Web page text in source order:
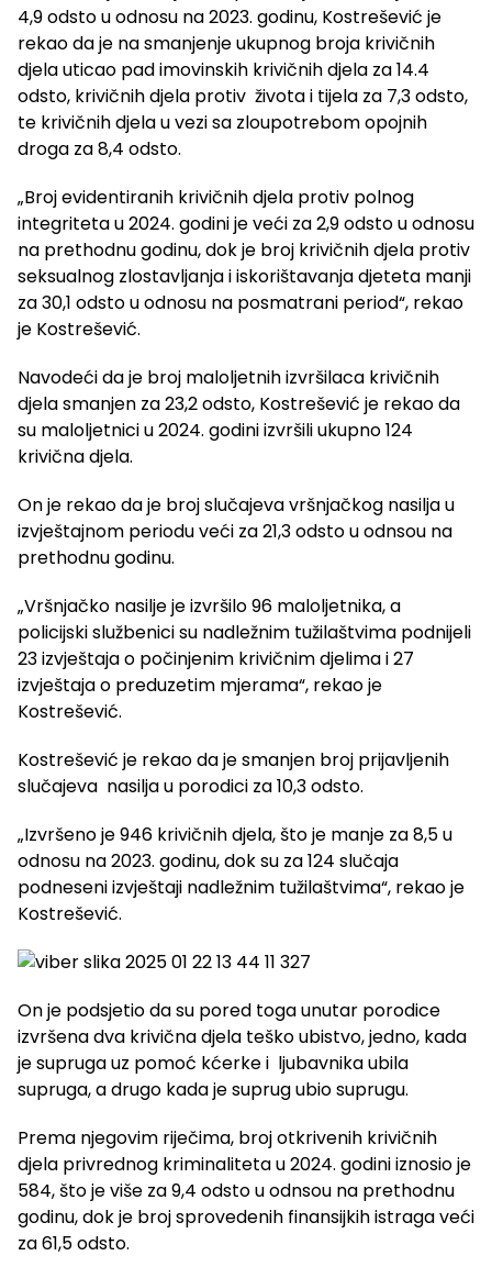
4,9 odsto u odnosu na 2023. godinu, Kostrešević je
rekao da je na smanjenje ukupnog broja krivičnih
djela uticao pad imovinskih krivičnih djela za 14.4
odsto, krivičnih djela protiv života i tijela za 7,3 odsto,
te krivičnih djela u vezi sa zloupotrebom opojnih
droga za 8,4 odsto.
„Broj evidentiranih krivičnih djela protiv polnog
integriteta u 2024. godini je veći za 2,9 odsto u odnosu
na prethodnu godinu, dok je broj krivičnih djela protiv
seksualnog zlostavljanja i iskorištavanja djeteta manji
za 30,1 odsto u odnosu na posmatrani period“, rekao
je Kostrešević.
Navodeći da je broj maloljetnih izvršilaca krivičnih
djela smanjen za 23,2 odsto, Kostrešević je rekao da
su maloljetnici u 2024. godini izvršili ukupno 124
krivična djela.
On je rekao da je broj slučajeva vršnjačkog nasilja u
izvještajnom periodu veći za 21,3 odsto u odnsou na
prethodnu godinu.
„Vršnjačko nasilje je izvršilo 96 maloljetnika, a
policijski službenici su nadležnim tužilaštvima podnijeli
23 izvještaja o počinjenim krivičnim djelima i 27
izvještaja o preduzetim mjerama“, rekao je
Kostrešević.
Kostrešević je rekao da je smanjen broj prijavljenih
slučajeva nasilja u porodici za 10,3 odsto.
„Izvršeno je 946 krivičnih djela, što je manje za 8,5 u
odnosu na 2023. godinu, dok su za 124 slučaja
podneseni izvještaji nadležnim tužilaštvima“, rekao je
Kostrešević.
On je podsjetio da su pored toga unutar porodice
izvršena dva krivična djela teško ubistvo, jedno, kada
je supruga uz pomoć kćerke i ljubavnika ubila
supruga, a drugo kada je suprug ubio suprugu.
Prema njegovim riječima, broj otkrivenih krivičnih
djela privrednog kriminaliteta u 2024. godini iznosio je
584, što je više za 9,4 odsto u odnsou na prethodnu
godinu, dok je broj sprovedenih finansijkih istraga veći
za 61,5 odsto.